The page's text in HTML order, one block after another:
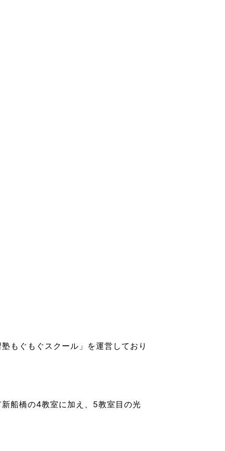
もぐもぐスクール」を運営しており
船橋の4教室に加え、5教室目の光